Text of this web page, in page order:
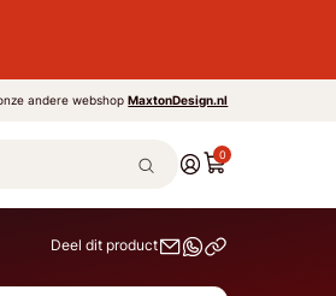
andere webshopMaxtonDesign.nl
0
Deel dit product